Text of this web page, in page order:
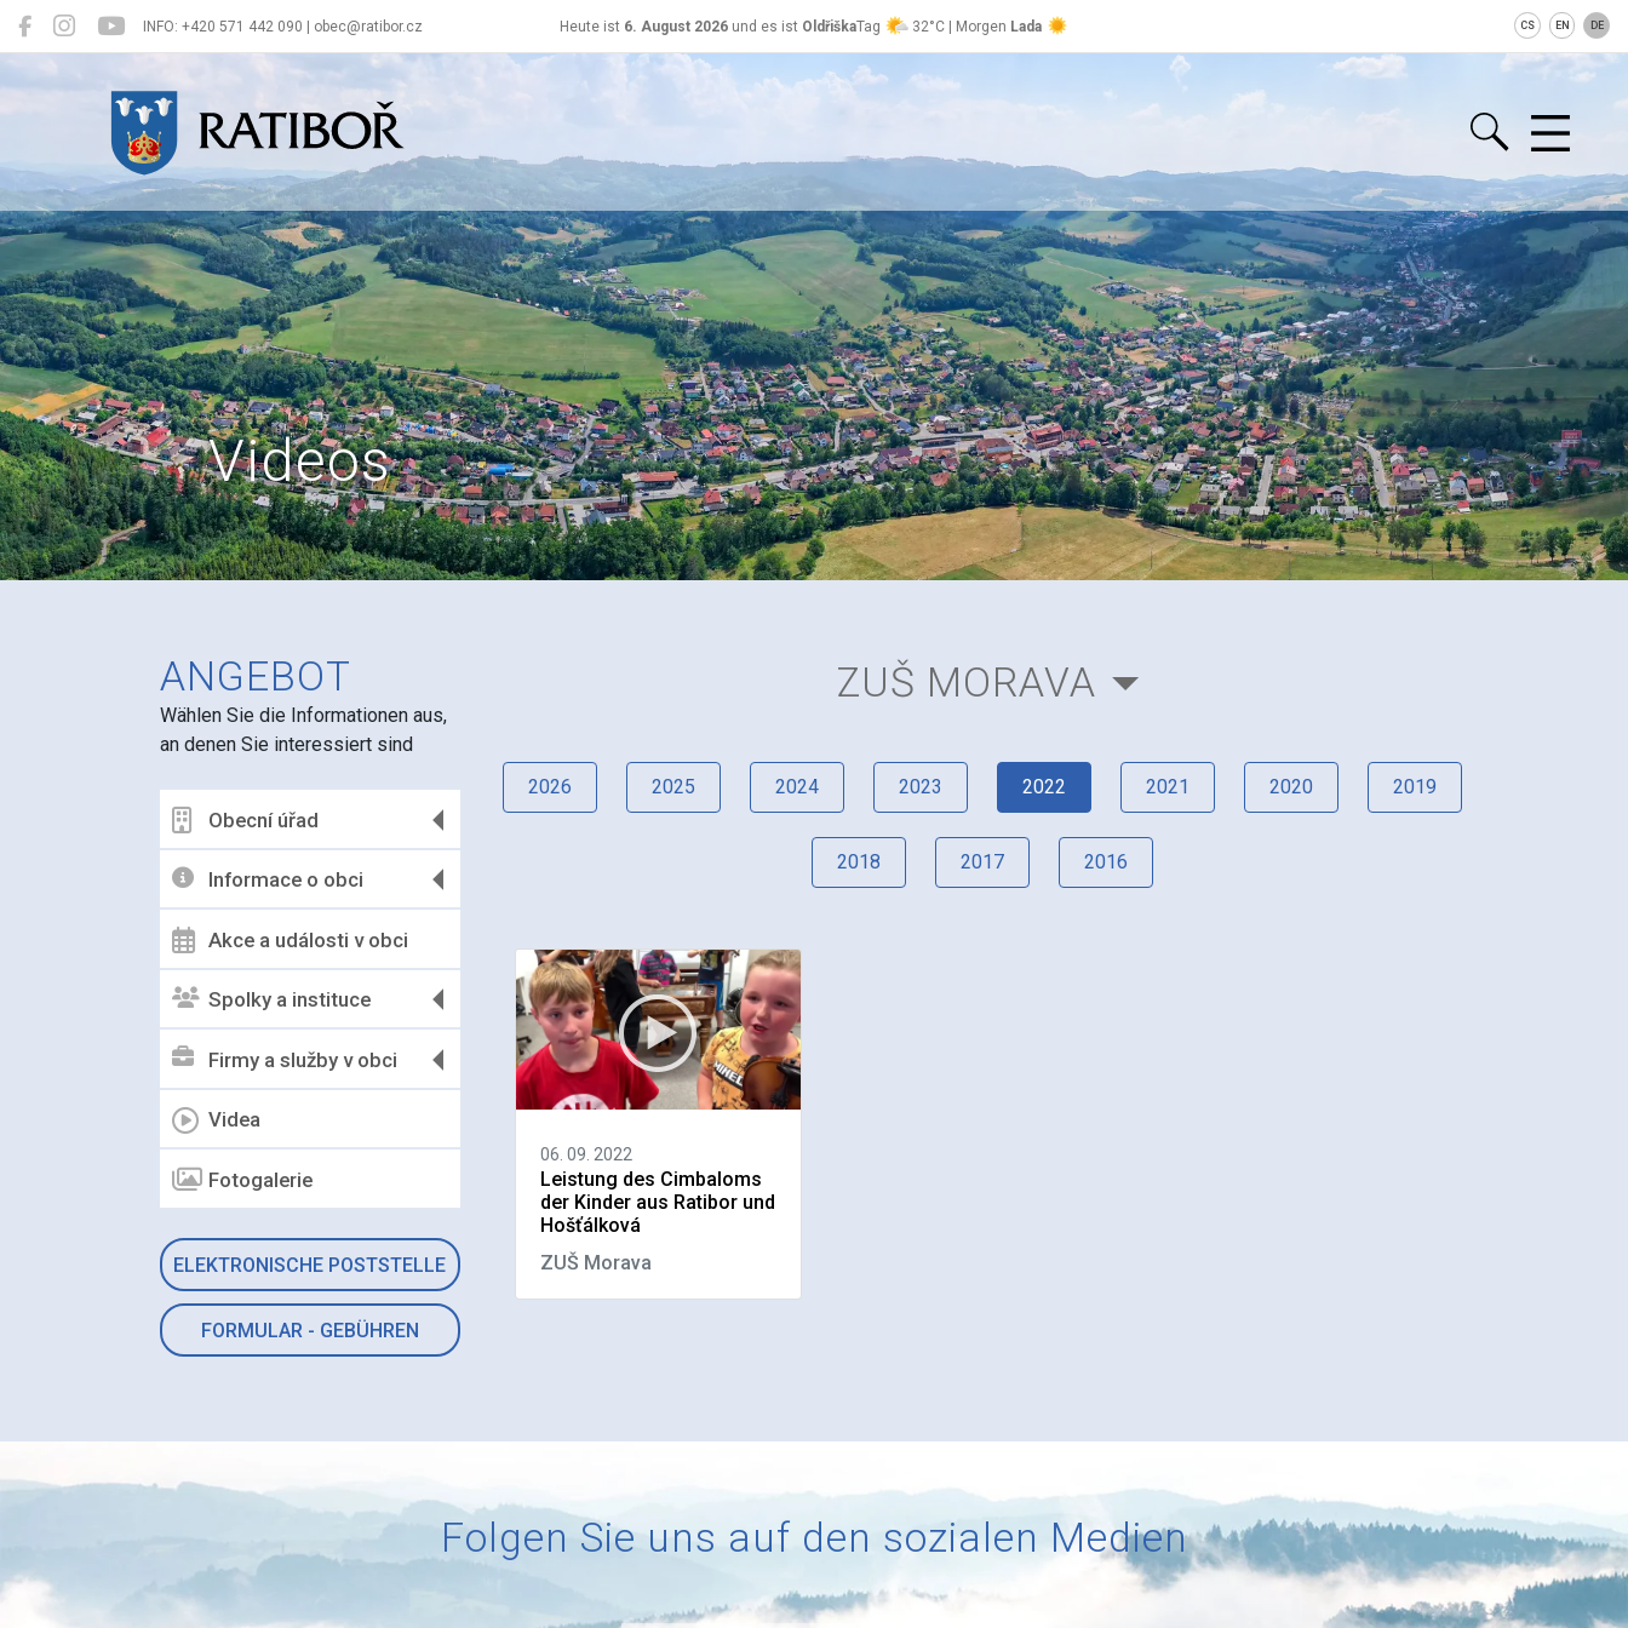
INFO: +420 571 442 090 | obec@ratibor.cz Heute ist 6. August 2026und es ist OldřiškaTag 32°C | Morgen Lada
24°C
CS EN DE
Ratiboř
Videos
ANGEBOT
Wählen Sie die Informationen aus,
an denen Sie interessiert sind
Obecní úřad
Informace o obci
Akce a události v obci
Spolky a instituce
Firmy a služby v obci
Videa
Fotogalerie
ELEKTRONISCHE POSTSTELLE
FORMULAR - GEBÜHREN
ZUŠ MORAVA
2026 2025 2024 2023 2022 2021 2020 2019
2018 2017 2016
06. 09. 2022
Leistung des Cimbaloms
der Kinder aus Ratibor und
Hošťálková
ZUŠ Morava
Folgen Sie uns auf den sozialen Medien